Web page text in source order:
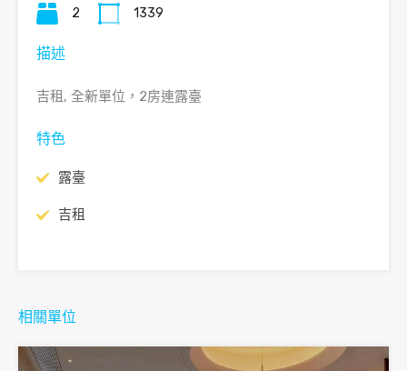
2 1339
描述
吉租, 全新單位，2房連露臺
特色
露臺
吉租
相關單位